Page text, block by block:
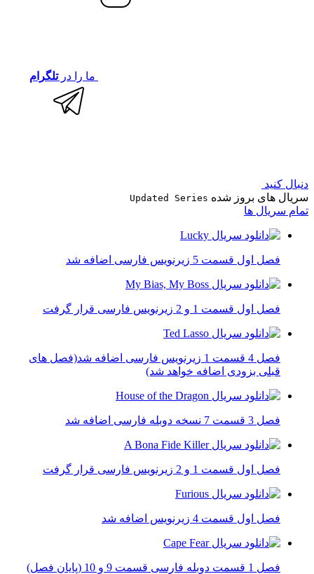
ما را درتلگرام
دنبال کنید
سریال های بروز شده Updated Series
تمام سریال ها
فصل اول قسمت 5 زیرنویس فارسی اضافه شد
فصل اول قسمت 1 و 2 زیرنویس فارسی قرار گرفت
فصل 4 قسمت 1 زیرنویس فارسی اضافه شد(فصل های
قبلی بزودی اضافه خواهد شد)
فصل 3 قسمت 7 نسخه دوبله فارسی اضافه شد
فصل اول قسمت 1 و 2 زیرنویس فارسی قرار گرفت
فصل اول قسمت 4 زیرنویس اضافه شد
فصل 1 قسمت دوبله فارسی قسمت 9 و 10 (پایان فصل)